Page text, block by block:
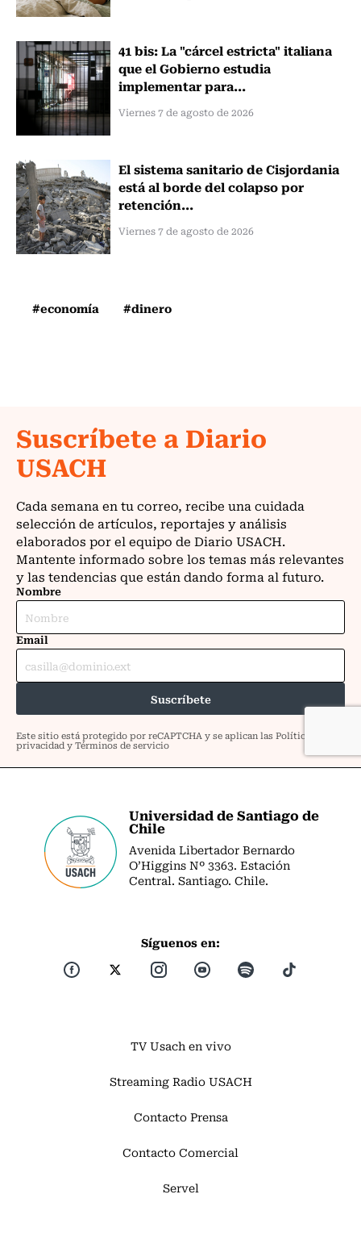
41 bis: La "cárcel estricta" italiana
que el Gobierno estudia
implementar para...
Viernes 7 de agosto de 2026
El sistema sanitario de Cisjordania
está al borde del colapso por
retención...
Viernes 7 de agosto de 2026
#economía #dinero
Universidad de Santiago de
Chile
Avenida Libertador Bernardo
O’Higgins Nº 3363. Estación
Central. Santiago. Chile.
Síguenos en:
TV Usach en vivo
Streaming Radio USACH
Contacto Prensa
Contacto Comercial
Servel